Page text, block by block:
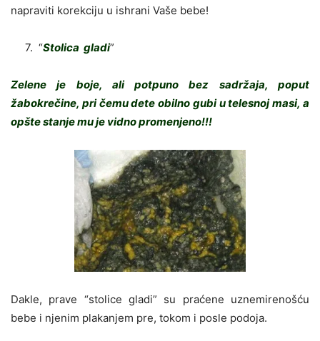
napraviti korekciju u ishrani Vaše bebe!
7. “Stolica gladi”
Zelene je boje, ali potpuno bez sadržaja, poput
žabokrečine, pri čemu dete obilno gubi u telesnoj masi, a
opšte stanje mu je vidno promenjeno!!!
Dakle, prave “stolice gladi” su praćene uznemirenošću
bebe i njenim plakanjem pre, tokom i posle podoja.